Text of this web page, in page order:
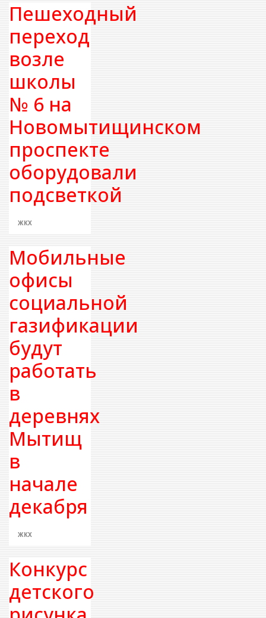
Пешеходный
переход
возле
школы
№ 6 на
Новомытищинском
проспекте
оборудовали
подсветкой
ЖКХ
Мобильные
офисы
социальной
газификации
будут
работать
в
деревнях
Мытищ
в
начале
декабря
ЖКХ
Конкурс
детского